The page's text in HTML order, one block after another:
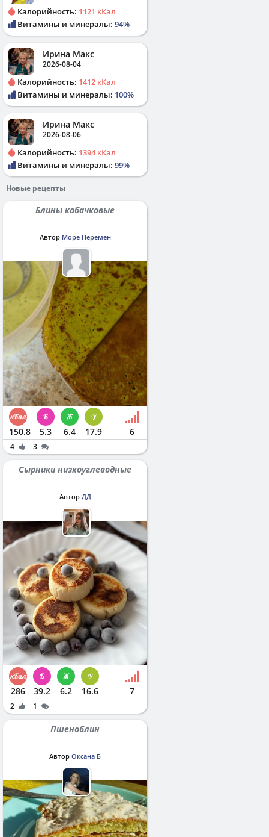
Калорийность: 1121 кКал
Витамины и минералы: 94%
Ирина Макс
2026-08-04
Калорийность: 1412 кКал
Витамины и минералы: 100%
Ирина Макс
2026-08-06
Калорийность: 1394 кКал
Витамины и минералы: 99%
Новые рецепты
Блины кабачковые
Автор Море Перемен
150.8 5.3 6.4 17.9 6
4 3
Сырники низкоуглеводные
Автор ДД
286 39.2 6.2 16.6 7
2 1
Пшеноблин
Автор Оксана Б